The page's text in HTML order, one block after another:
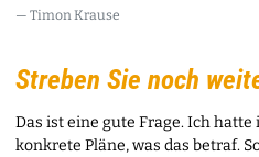
Timon Krause
Streben Sie noch
Das ist eine gute Frage. Ich
konkrete Pläne, was das betraf.